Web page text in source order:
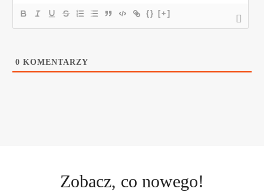
{} [+]
0 KOMENTARZY
Zobacz, co nowego!